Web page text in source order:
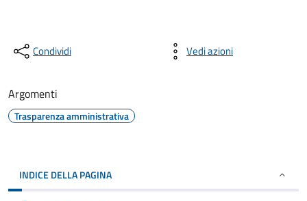
Condividi Vedi azioni
Argomenti
Trasparenza amministrativa
INDICE DELLA PAGINA